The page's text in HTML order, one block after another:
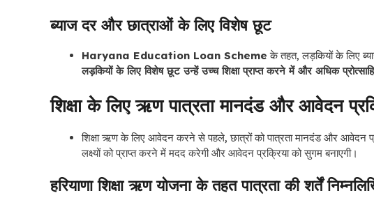
ब्याज दर और छात्राओं के लिए विशेष छूट
Haryana Education Loan Scheme के तहत, लड़कियों के लिए
लड़कियों के लिए विशेष छूट उन्हें उच्च शिक्षा प्राप्त करने में और अधिक
शिक्षा के लिए ऋण पात्रता मानदंड और आवेदन
शिक्षा ऋण के लिए आवेदन करने से पहले, छात्रों को पात्रता मानदंड और आवेदन
लक्ष्यों को प्राप्त करने में मदद करेगी और आवेदन प्रक्रिया को सुगम बनाएगी।
हरियाणा शिक्षा ऋण योजना के तहत पात्रता की शर्तें